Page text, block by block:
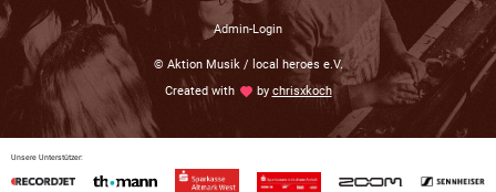
Admin-Login
© Aktion Musik / local heroes e.V.
Created withlove by chrisxkoch
Unsere Unterstützer: